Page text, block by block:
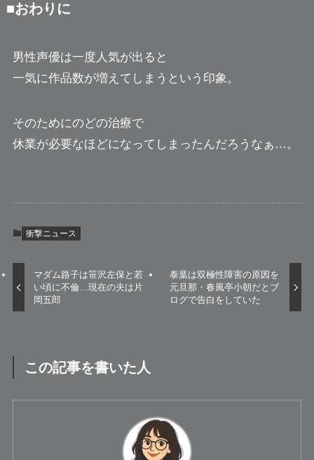
■おわりに
男性声優は一度人気が出ると
一気に作品数が増えてしまうという印象。
そのためにのどの治療で
休業が必要なほどになってしまったんだろうなぁ…。
衝撃ニュース
マダム路子は笹沢左保と若
い頃に不倫…現在の夫は片
岡五郎
泰葉は双極性障害の原因を
元旦那・春風亭小朝だとブ
ログで告白をしていた
この記事を書いた人